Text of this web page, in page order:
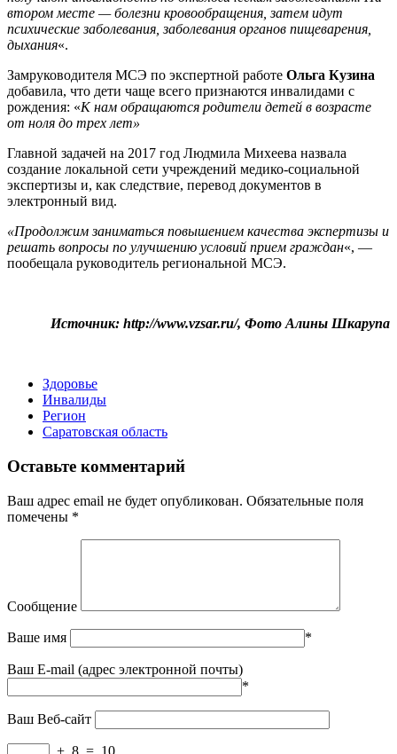
втором месте — болезни кровообращения, затем идут
психические заболевания, заболевания органов пищеварения,
дыхания«.
Замруководителя МСЭ по экспертной работе Ольга Кузина
добавила, что дети чаще всего признаются инвалидами с
рождения: «К нам обращаются родители детей в возрасте
от ноля до трех лет»
Главной задачей на 2017 год Людмила Михеева назвала
создание локальной сети учреждений медико-социальной
экспертизы и, как следствие, перевод документов в
электронный вид.
«Продолжим заниматься повышением качества экспертизы и
решать вопросы по улучшению условий прием граждан«, —
пообещала руководитель региональной МСЭ.
Источник: http://www.vzsar.ru/, Фото Алины Шкарупа
Здоровье
Инвалиды
Регион
Саратовская область
Оставьте комментарий
Ваш адрес email не будет опубликован. Обязательные поля
помечены *
Сообщение
Ваше имя *
Ваш E-mail (адрес электронной почты)
*
Ваш Веб-сайт
+ 8 = 10